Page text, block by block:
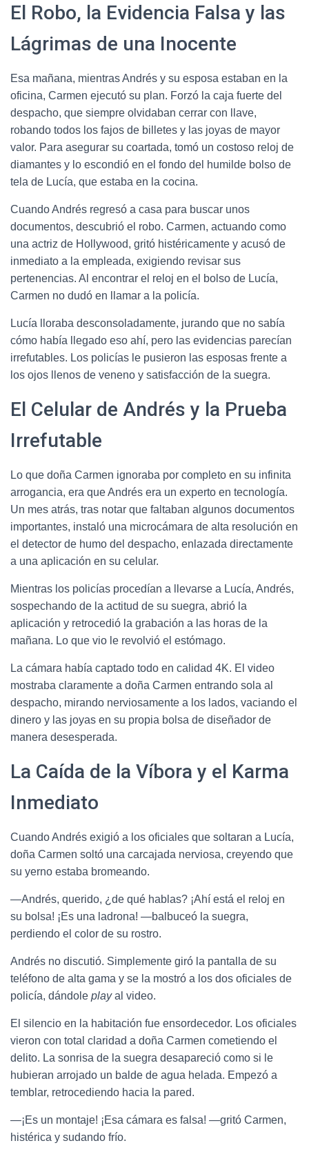
El Robo, la Evidencia Falsa y las
Lágrimas de una Inocente
Esa mañana, mientras Andrés y su esposa estaban en la
oficina, Carmen ejecutó su plan. Forzó la caja fuerte del
despacho, que siempre olvidaban cerrar con llave,
robando todos los fajos de billetes y las joyas de mayor
valor. Para asegurar su coartada, tomó un costoso reloj de
diamantes y lo escondió en el fondo del humilde bolso de
tela de Lucía, que estaba en la cocina.
Cuando Andrés regresó a casa para buscar unos
documentos, descubrió el robo. Carmen, actuando como
una actriz de Hollywood, gritó histéricamente y acusó de
inmediato a la empleada, exigiendo revisar sus
pertenencias. Al encontrar el reloj en el bolso de Lucía,
Carmen no dudó en llamar a la policía.
Lucía lloraba desconsoladamente, jurando que no sabía
cómo había llegado eso ahí, pero las evidencias parecían
irrefutables. Los policías le pusieron las esposas frente a
los ojos llenos de veneno y satisfacción de la suegra.
El Celular de Andrés y la Prueba
Irrefutable
Lo que doña Carmen ignoraba por completo en su infinita
arrogancia, era que Andrés era un experto en tecnología.
Un mes atrás, tras notar que faltaban algunos documentos
importantes, instaló una microcámara de alta resolución en
el detector de humo del despacho, enlazada directamente
a una aplicación en su celular.
Mientras los policías procedían a llevarse a Lucía, Andrés,
sospechando de la actitud de su suegra, abrió la
aplicación y retrocedió la grabación a las horas de la
mañana. Lo que vio le revolvió el estómago.
La cámara había captado todo en calidad 4K. El video
mostraba claramente a doña Carmen entrando sola al
despacho, mirando nerviosamente a los lados, vaciando el
dinero y las joyas en su propia bolsa de diseñador de
manera desesperada.
La Caída de la Víbora y el Karma
Inmediato
Cuando Andrés exigió a los oficiales que soltaran a Lucía,
doña Carmen soltó una carcajada nerviosa, creyendo que
su yerno estaba bromeando.
—Andrés, querido, ¿de qué hablas? ¡Ahí está el reloj en
su bolsa! ¡Es una ladrona! —balbuceó la suegra,
perdiendo el color de su rostro.
Andrés no discutió. Simplemente giró la pantalla de su
teléfono de alta gama y se la mostró a los dos oficiales de
policía, dándole playal video.
El silencio en la habitación fue ensordecedor. Los oficiales
vieron con total claridad a doña Carmen cometiendo el
delito. La sonrisa de la suegra desapareció como si le
hubieran arrojado un balde de agua helada. Empezó a
temblar, retrocediendo hacia la pared.
—¡Es un montaje! ¡Esa cámara es falsa! —gritó Carmen,
histérica y sudando frío.